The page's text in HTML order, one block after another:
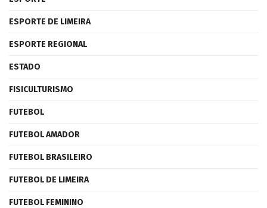
ESPORTE DE LIMEIRA
ESPORTE REGIONAL
ESTADO
FISICULTURISMO
FUTEBOL
FUTEBOL AMADOR
FUTEBOL BRASILEIRO
FUTEBOL DE LIMEIRA
FUTEBOL FEMININO